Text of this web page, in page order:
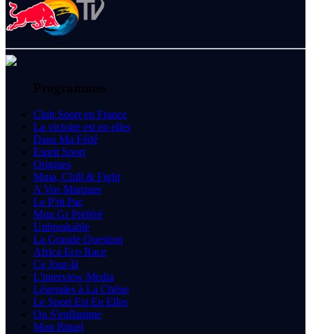
Programmes
Club Sport en France
La victoire est en elles
Dans Ma Fédé
Esprit Sport
Origines
Mma, Chill & Fight
A Vos Marques
Le P'tit Pac
Mon Gr Préféré
Unbreakable
La Grande Question
Africa Eco Race
Ce Jour-là
L'interview Media
Légendes à La Chêne
Le Sport Est En Elles
On S'enflamme
Mon Rituel